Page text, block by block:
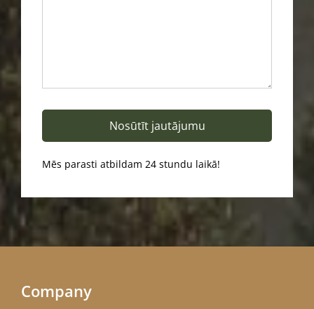
Mēs parasti atbildam 24 stundu laikā!
Company